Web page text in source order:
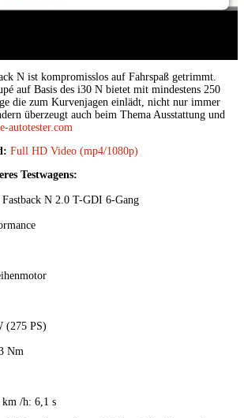
N ist kompromisslos auf Fahrspaß getrimmt.
auf Basis des i30 N bietet mit mindestens 250
die zum Kurvenjagen einlädt, nicht nur immer
überzeugt auch beim Thema Ausstattung und
autotester.com
Full HD Video (mp4/1080p)
Testwagens:
N 2.0 T-GDI 6-Gang
(275 PS)
Nm
km /h: 6,1 s